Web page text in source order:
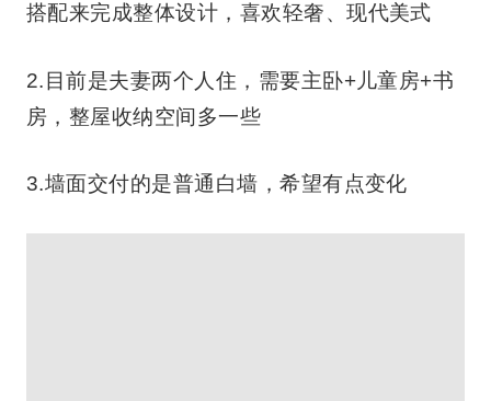
搭配来完成整体设计，喜欢轻奢、现代美式
2.目前是夫妻两个人住，需要主卧+儿童房+书
房，整屋收纳空间多一些
3.墙面交付的是普通白墙，希望有点变化